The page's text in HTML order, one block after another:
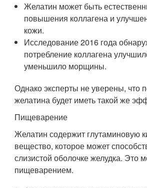
Желатин может быть
повышения коллагена и
кожи.
Исследование 2016 года
потребление коллагена
уменьшило морщины.
Однако эксперты не уверены, что
желатина будет иметь такой же
Пищеварение
Желатин содержит глутаминовую
вещество, которое может
слизистой оболочке желудка. Это
пищеварением.